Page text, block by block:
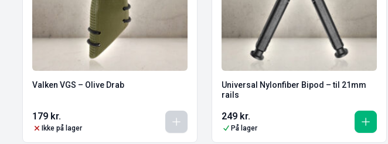
Valken VGS – Olive Drab
179 kr.
Ikke på lager
Universal Nylonfiber Bipod – til 21mm
rails
249 kr.
På lager